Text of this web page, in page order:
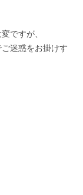
ですが、
迷惑をお掛けす